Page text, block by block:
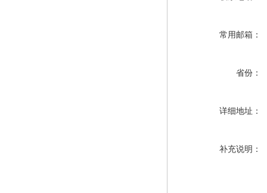
常用邮箱：
省份：
详细地址：
补充说明：